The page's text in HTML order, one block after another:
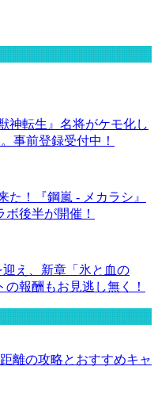
神転生』名将がケモ化し
事前登録受付中！
た！『鋼嵐 - メカラシ』
後半が開催！
迎え、新章「氷と血の
報酬もお見逃し無く！
離の攻略とおすすめキャ